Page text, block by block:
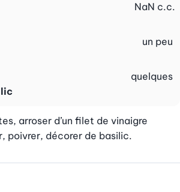
NaN c.c.
un peu
quelques
arroser d’un filet de vinaigre
poivrer, décorer de basilic.